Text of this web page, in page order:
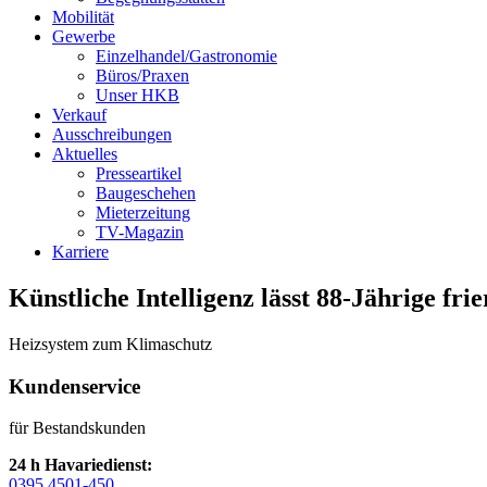
Mobilität
Gewerbe
Einzelhandel/Gastronomie
Büros/Praxen
Unser HKB
Verkauf
Ausschreibungen
Aktuelles
Presseartikel
Baugeschehen
Mieterzeitung
TV-Magazin
Karriere
Künstliche Intelligenz lässt 88-Jährige
Heizsystem zum Klimaschutz
Kundenservice
für Bestandskunden
24 h Havariedienst: